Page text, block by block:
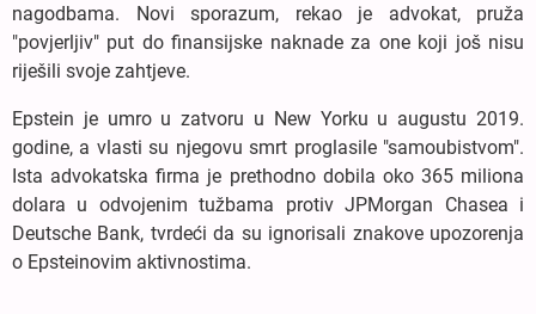
nagodbama. Novi sporazum, rekao je advokat, pruža
"povjerljiv" put do finansijske naknade za one koji još nisu
riješili svoje zahtjeve.
Epstein je umro u zatvoru u New Yorku u augustu 2019.
godine, a vlasti su njegovu smrt proglasile "samoubistvom".
Ista advokatska firma je prethodno dobila oko 365 miliona
dolara u odvojenim tužbama protiv JPMorgan Chasea i
Deutsche Bank, tvrdeći da su ignorisali znakove upozorenja
o Epsteinovim aktivnostima.